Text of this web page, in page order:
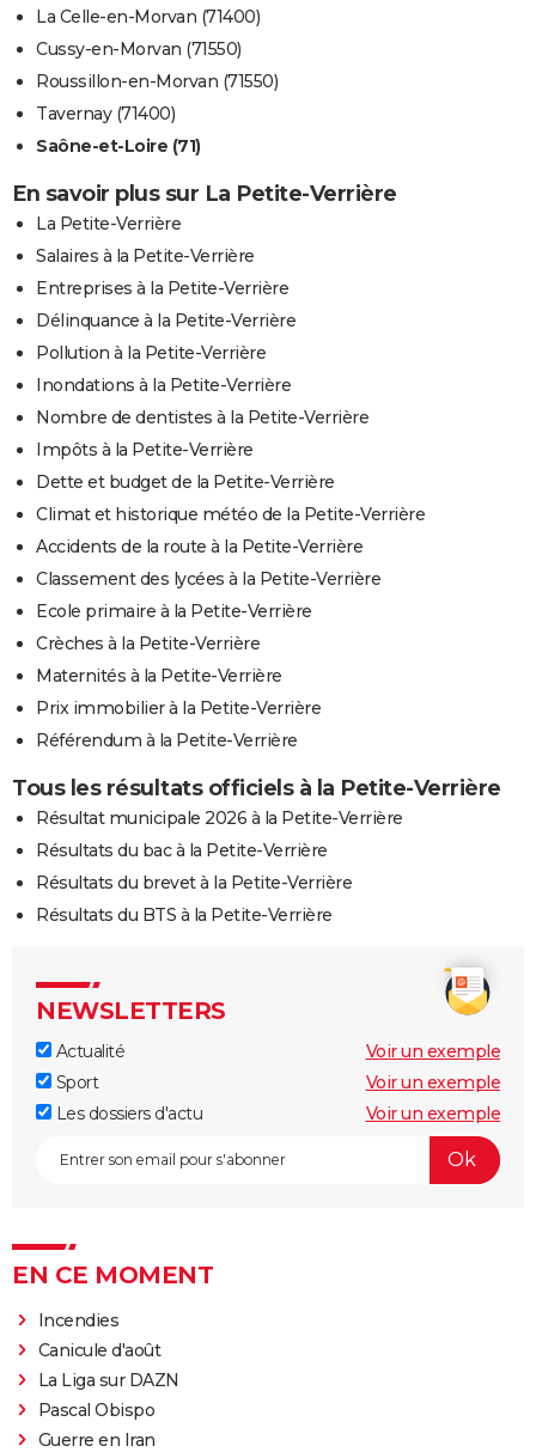
La Celle-en-Morvan (71400)
Cussy-en-Morvan (71550)
Roussillon-en-Morvan (71550)
Tavernay (71400)
Saône-et-Loire (71)
En savoir plus sur La Petite-Verrière
La Petite-Verrière
Salaires à la Petite-Verrière
Entreprises à la Petite-Verrière
Délinquance à la Petite-Verrière
Pollution à la Petite-Verrière
Inondations à la Petite-Verrière
Nombre de dentistes à la Petite-Verrière
Impôts à la Petite-Verrière
Dette et budget de la Petite-Verrière
Climat et historique météo de la Petite-Verrière
Accidents de la route à la Petite-Verrière
Classement des lycées à la Petite-Verrière
Ecole primaire à la Petite-Verrière
Crèches à la Petite-Verrière
Maternités à la Petite-Verrière
Prix immobilier à la Petite-Verrière
Référendum à la Petite-Verrière
Tous les résultats officiels à la Petite-Verrière
Résultat municipale 2026 à la Petite-Verrière
Résultats du bac à la Petite-Verrière
Résultats du brevet à la Petite-Verrière
Résultats du BTS à la Petite-Verrière
NEWSLETTERS
Actualité
Voir un exemple
Sport
Voir un exemple
Les dossiers d'actu
Voir un exemple
EN CE MOMENT
Incendies
Canicule d'août
La Liga sur DAZN
Pascal Obispo
Guerre en Iran